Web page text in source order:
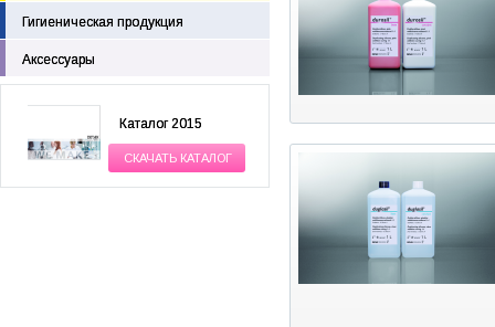
Гигиеническая продукция
Аксессуары
Каталог 2015
СКАЧАТЬ КАТАЛОГ